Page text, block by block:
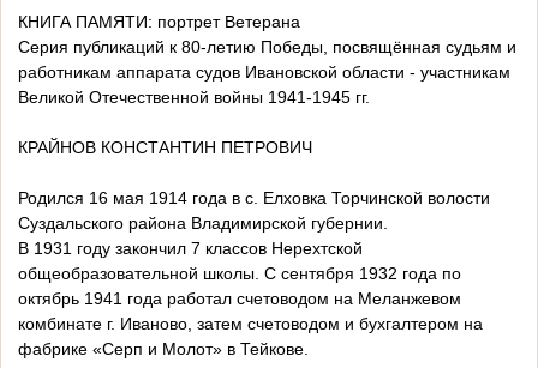
КНИГА ПАМЯТИ: портрет Ветерана
Серия публикаций к 80-летию Победы, посвящённая судьям и
работникам аппарата судов Ивановской области - участникам
Великой Отечественной войны 1941-1945 гг.
КРАЙНОВ КОНСТАНТИН ПЕТРОВИЧ
Родился 16 мая 1914 года в с. Елховка Торчинской волости
Суздальского района Владимирской губернии.
В 1931 году закончил 7 классов Нерехтской
общеобразовательной школы. С сентября 1932 года по
октябрь 1941 года работал счетоводом на Меланжевом
комбинате г. Иваново, затем счетоводом и бухгалтером на
фабрике «Серп и Молот» в Тейкове.